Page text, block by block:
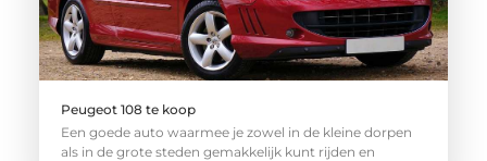
Peugeot 108 te koop
Een goede auto waarmee je zowel in de kleine dorpen
als in de grote steden gemakkelijk kunt rijden en